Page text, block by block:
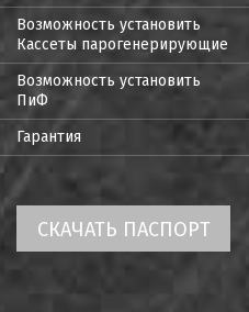
Возможность установить
Кассеты парогенерирующие
Возможность установить
ПиФ
Гарантия
СКАЧАТЬ ПАСПОРТ